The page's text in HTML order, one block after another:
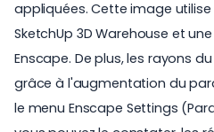
appliquées. Cette image
SketchUp 3D Warehouse et
Enscape. De plus, les rayons
grâce à l'augmentation du
le menu Enscape Settings